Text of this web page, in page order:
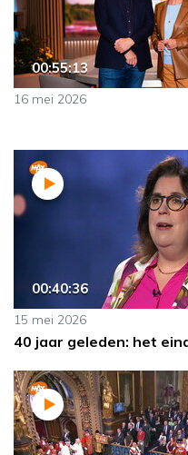
00:55:13
16 mei 2026
00:40:36
15 mei 2026
40 jaar geleden: het